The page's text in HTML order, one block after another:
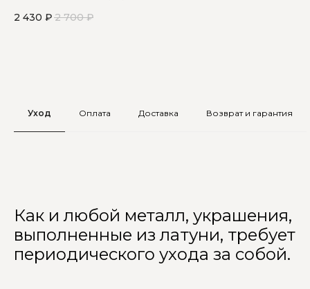
2 430 ₽ 2 700 ₽
Уход Оплата Доставка Возврат и гарантия
Как и любой металл, украшения,
выполненные из латуни, требует
периодического ухода за собой.